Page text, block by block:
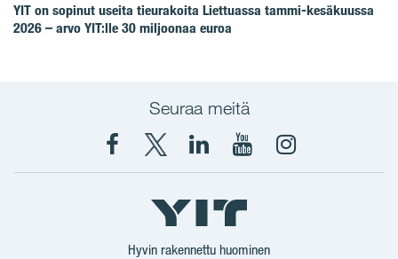
YIT on sopinut useita tieurakoita Liettuassa tammi-kesäkuussa
2026 – arvo YIT:lle 30 miljoonaa euroa
Seuraa meitä
Facebook
X
YIT
Suomi
YIT
Corporation
YIT
Corporation
Instagram
Hyvin rakennettu huominen